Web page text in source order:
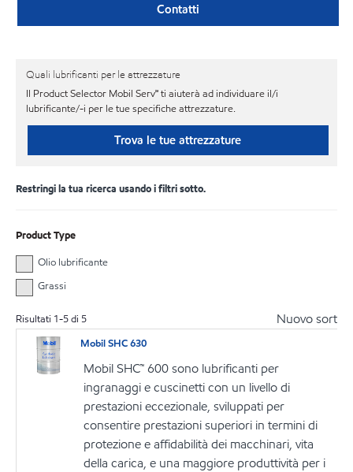
Contatti
Quali lubrificanti per le attrezzature
Il Product Selector Mobil Serv℠ ti aiuterà ad individuare il/i
lubrificante/-i per le tue specifiche attrezzature.
Trova le tue attrezzature
Restringi la tua ricerca usando i filtri sotto.
Product Type
Olio lubrificante
Grassi
Risultati 1-5di 5 Nuovo sort
Mobil SHC 630
Mobil SHC™ 600 sono lubrificanti per
ingranaggi e cuscinetti con un livello di
prestazioni eccezionale, sviluppati per
consentire prestazioni superiori in termini di
protezione e affidabilità dei macchinari, vita
della carica, e una maggiore produttività per i